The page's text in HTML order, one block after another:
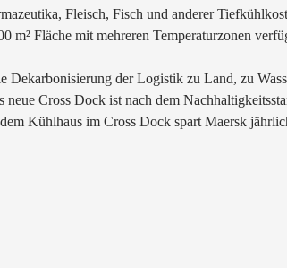
Fleisch, Fisch und anderer
Fläche mit mehreren Temperaturzonen
der Logistik zu Land, zu
Cross Dock ist nach dem
Kühlhaus im Cross Dock spart Maersk